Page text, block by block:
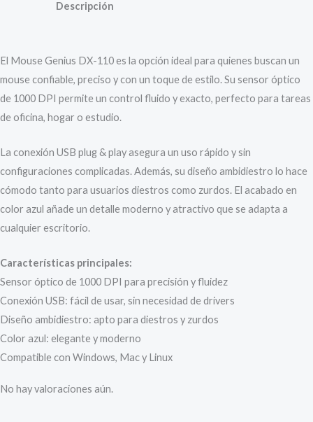
Descripción
El Mouse Genius DX-110 es la opción ideal para quienes buscan un
mouse confiable, preciso y con un toque de estilo. Su sensor óptico
de 1000 DPI permite un control fluido y exacto, perfecto para tareas
de oficina, hogar o estudio.
La conexión USB plug & play asegura un uso rápido y sin
configuraciones complicadas. Además, su diseño ambidiestro lo hace
cómodo tanto para usuarios diestros como zurdos. El acabado en
color azul añade un detalle moderno y atractivo que se adapta a
cualquier escritorio.
Características principales:
Sensor óptico de 1000 DPI para precisión y fluidez
Conexión USB: fácil de usar, sin necesidad de drivers
Diseño ambidiestro: apto para diestros y zurdos
Color azul: elegante y moderno
Compatible con Windows, Mac y Linux
No hay valoraciones aún.